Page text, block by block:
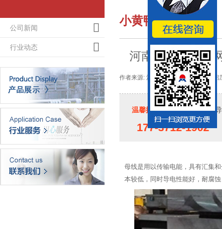
公司新闻
行业动态
小黄鸭导航新闻
河南污色小黄鸭网
作者来源: 河南小黄鸭导航铝业-大型铝
温馨提示：如果您对小黄鸭导
177-3712-1902
母线是用以传输电能，具有汇集和
本较低，同时导电性能好，耐腐蚀